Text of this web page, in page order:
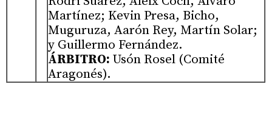
Martínez; Kevin Presa, Bicho,
Muguruza, Aarón Rey, Martín Solar;
y Guillermo Fernández.
ÁRBITRO: Usón Rosel (Comité
Aragonés).